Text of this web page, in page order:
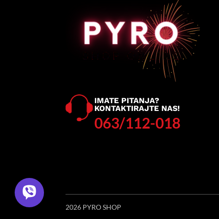
IMATE PITANJA?
KONTAKTIRAJTE NAS!
063/112-018
2026 PYRO SHOP